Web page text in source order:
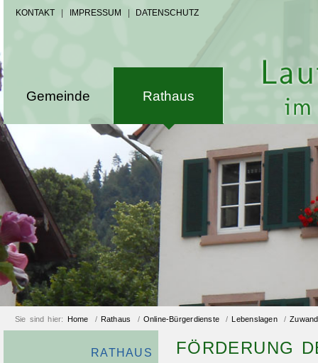
KONTAKT IMPRESSUM DATENSCHUTZ
Gemeinde Rathaus
Sie sind hier: Home / Rathaus / Online-Bürgerdienste / Lebenslagen /
RATHAUS FÖRDERUNG